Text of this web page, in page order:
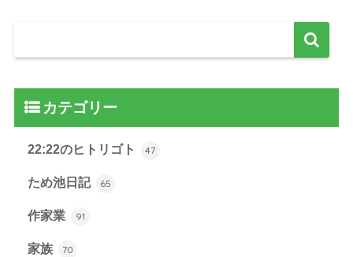
カテゴリー
22:22のヒトリゴト 47
ため池日記 65
作家業 91
家族 70